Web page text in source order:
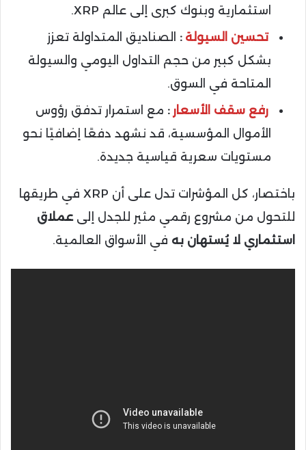
استثمارية وبنوك كبرى إلى عالم XRP.
تحسين السيولة : الصناديق المتداولة تعزز
بشكل كبير من حجم التداول اليومي والسيولة
المتاحة في السوق.
رفع سقف الأسعار : مع استمرار تدفق رؤوس
الأموال المؤسسية، قد نشهد دفعًا إضافيًا نحو
مستويات سعرية قياسية جديدة.
باختصار، كل المؤشرات تدل على أن XRP في طريقها
للتحول من مشروع رقمي مثير للجدل إلىعملاق
استثماري لا يُستهان به في الأسواق العالمية.